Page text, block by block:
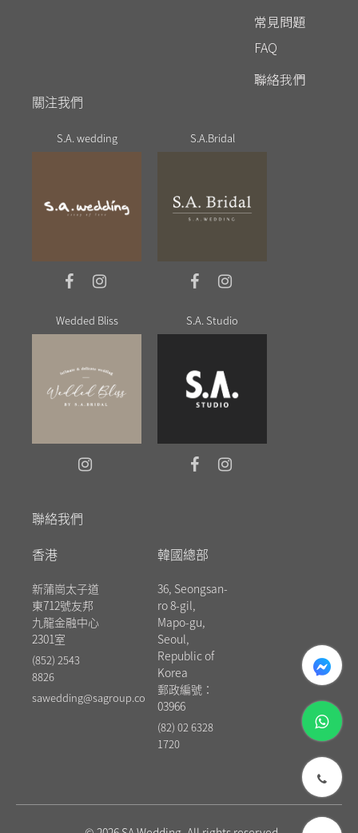
常見問題
FAQ
聯絡我們
關注我們
S.A. wedding S.A.Bridal
Wedded Bliss S.A. Studio
聯絡我們
香港
新蒲崗太子道
東712號友邦
九龍金融中心
2301室
(852) 2543
8826
sawedding@sagroup.co
韓國總部
36, Seongsan-
ro 8-gil,
Mapo-gu,
Seoul,
Republic of
Korea
郵政編號：
03966
(82) 02 6328
1720
whatsapp
messenger
phone